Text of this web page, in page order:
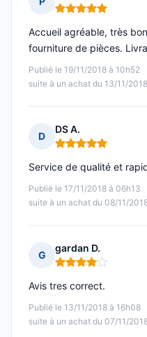
Note : 5 sur 5
Publié le 19/11/2018 à 10h52
suite à un achat du 13/11/2018
Accueil agréable, très
fourniture de pièces.
D
DS A.
Note : 5 sur 5
Publié le 17/11/2018 à 06h13
suite à un achat du 08/11/
Service de qualité et
G
gardan D.
Note : 4 sur 5
Publié le 13/11/2018 à 16h08
suite à un achat du 07/11/
Avis tres correct.